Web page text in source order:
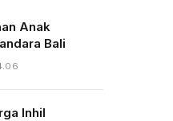
Anak
Bali
Inhil